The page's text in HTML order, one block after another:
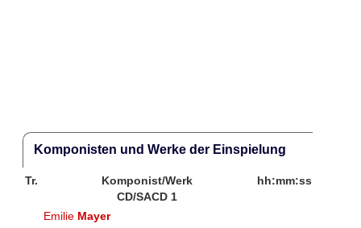
Komponisten und Werke der Einspielung
Tr. Komponist/Werk
hh:mm:ss
CD/SACD 1
Emilie Mayer